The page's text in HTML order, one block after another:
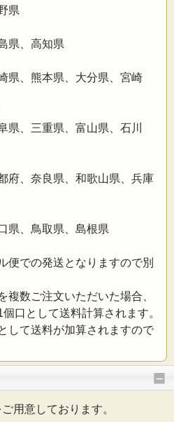
県
、高知県
、熊本県、大分県、宮崎
、三重県、富山県、石川
、奈良県、和歌山県、兵庫
、鳥取県、島根県
での発送となりますので別
数ご注文いただいた場合、
口として送料計算されます。
して送料が加算されますので
用意しております。